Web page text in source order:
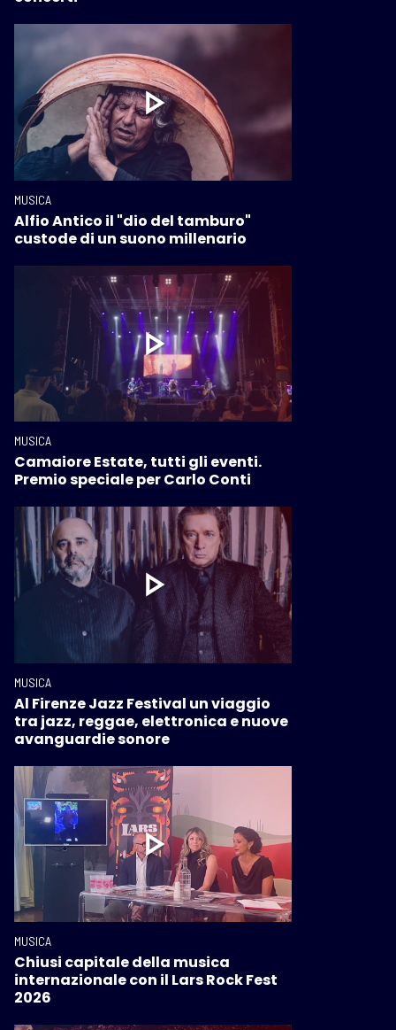
MUSICA
Alfio Antico il "dio del tamburo"
custode di un suono millenario
MUSICA
Camaiore Estate, tutti gli eventi.
Premio speciale per Carlo Conti
MUSICA
Al Firenze Jazz Festival un viaggio
tra jazz, reggae, elettronica e nuove
avanguardie sonore
MUSICA
Chiusi capitale della musica
internazionale con il Lars Rock Fest
2026